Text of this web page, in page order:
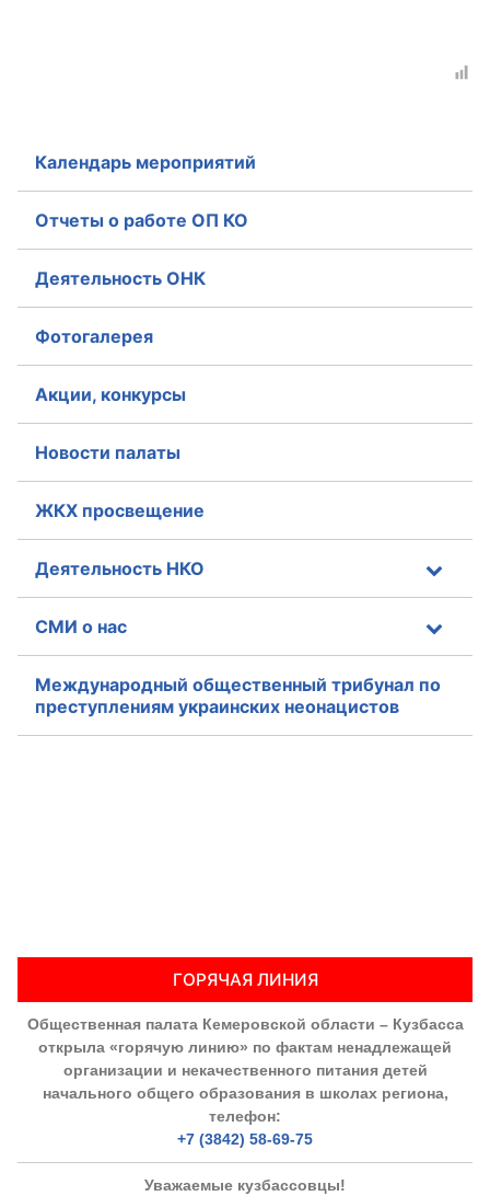
Календарь мероприятий
Отчеты о работе ОП КО
Деятельность ОНК
Фотогалерея
Акции, конкурсы
Новости палаты
ЖКХ просвещение
Деятельность НКО
СМИ о нас
Международный общественный трибунал по
преступлениям украинских неонацистов
ГОРЯЧАЯ ЛИНИЯ
Общественная палата Кемеровской области – Кузбасса
открыла «горячую линию» по фактам ненадлежащей
организации и некачественного питания детей
начального общего образования в школах региона,
телефон:
+7 (3842) 58-69-75
Уважаемые кузбассовцы!